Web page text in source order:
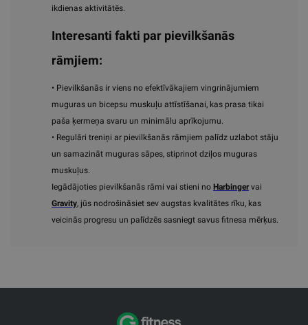
ikdienas aktivitātēs.
Interesanti fakti par pievilkšanās
rāmjiem:
• Pievilkšanās ir viens no efektīvākajiem vingrinājumiem
muguras un bicepsu muskuļu attīstīšanai, kas prasa tikai
paša ķermeņa svaru un minimālu aprīkojumu.
• Regulāri treniņi ar pievilkšanās rāmjiem palīdz uzlabot stāju
un samazināt muguras sāpes, stiprinot dziļos muguras
muskuļus.
Iegādājoties pievilkšanās rāmi vai stieni no Harbingervai
Gravity, jūs nodrošināsiet sev augstas kvalitātes rīku, kas
veicinās progresu un palīdzēs sasniegt savus fitnesa mērķus.